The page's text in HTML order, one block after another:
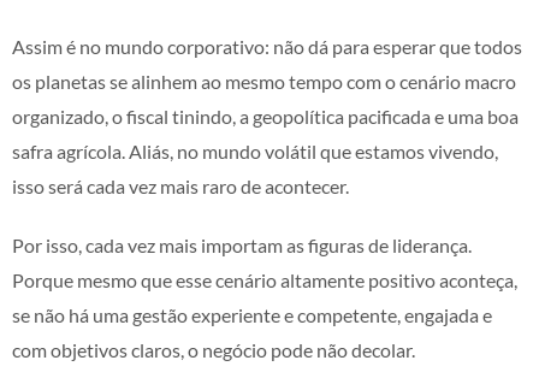
Assim é no mundo corporativo: não dá para esperar que todos
os planetas se alinhem ao mesmo tempo com o cenário macro
organizado, o fiscal tinindo, a geopolítica pacificada e uma boa
safra agrícola. Aliás, no mundo volátil que estamos vivendo,
isso será cada vez mais raro de acontecer.
Por isso, cada vez mais importam as figuras de liderança.
Porque mesmo que esse cenário altamente positivo aconteça,
se não há uma gestão experiente e competente, engajada e
com objetivos claros, o negócio pode não decolar.